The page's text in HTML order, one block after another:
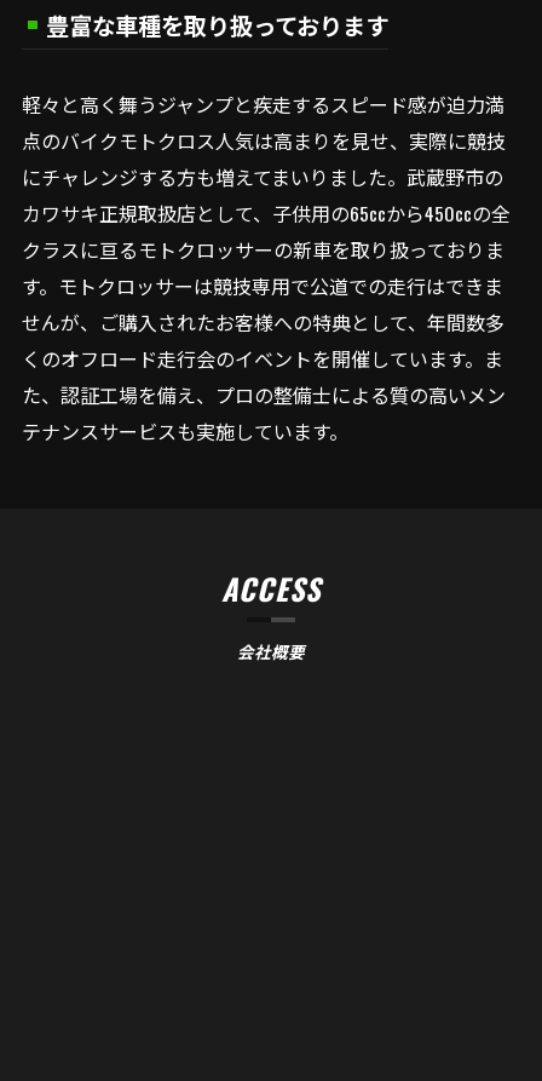
豊富な車種を取り扱っております
軽々と高く舞うジャンプと疾走するスピード感が迫力満
点のバイクモトクロス人気は高まりを見せ、実際に競技
にチャレンジする方も増えてまいりました。武蔵野市の
カワサキ正規取扱店として、子供用の65ccから450ccの全
クラスに亘るモトクロッサーの新車を取り扱っておりま
す。モトクロッサーは競技専用で公道での走行はできま
せんが、ご購入されたお客様への特典として、年間数多
くのオフロード走行会のイベントを開催しています。ま
た、認証工場を備え、プロの整備士による質の高いメン
テナンスサービスも実施しています。
会社概要
ACCESS